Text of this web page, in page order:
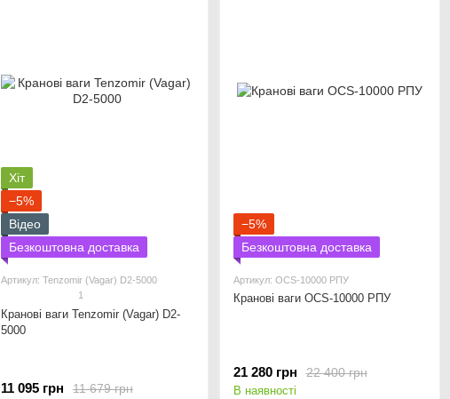
Хіт
−5%
Відео
Безкоштовна доставка
Артикул: Tenzomir (Vagar) D2-5000
1
Кранові ваги Tenzomir (Vagar) D2-
5000
11 679 грн
11 095 грн
−5%
Безкоштовна доставка
Артикул: OCS-10000 РПУ
Кранові ваги OCS-10000 РПУ
22 400 грн
21 280 грн
В наявності